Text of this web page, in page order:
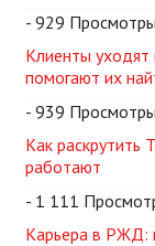
- 929 Просмотры
Клиенты уходят
помогают их
- 939 Просмотры
Как раскрутить
работают
- 1 111
Карьера в РЖД: